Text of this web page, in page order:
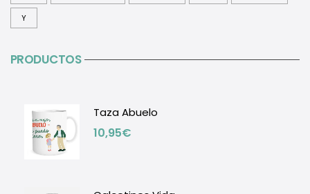
Y
PRODUCTOS
Taza Abuelo
10,95€